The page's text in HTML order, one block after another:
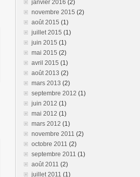
janvier 2016 (2)
novembre 2015 (2)
août 2015 (1)
juillet 2015 (1)
juin 2015 (1)
mai 2015 (2)
avril 2015 (1)
août 2013 (2)
mars 2013 (2)
septembre 2012 (1)
juin 2012 (1)
mai 2012 (1)
mars 2012 (1)
novembre 2011 (2)
octobre 2011 (2)
septembre 2011 (1)
août 2011 (2)
juillet 2011 (1)